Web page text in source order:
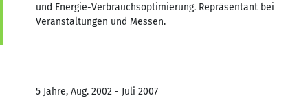
und Energie-Verbrauchsoptimierung. Repräsentant bei
Veranstaltungen und Messen.
5 Jahre, Aug. 2002 - Juli 2007